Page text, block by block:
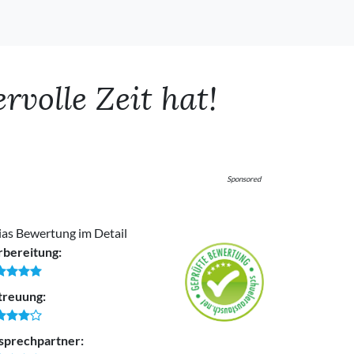
Zeit hat!
Sponsored
Bewertung im Detail